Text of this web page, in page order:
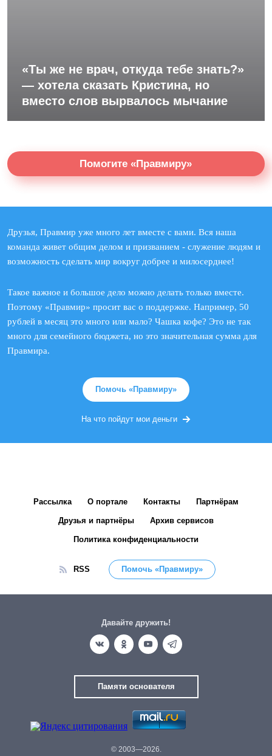
«Ты же не врач, откуда тебе знать?»
— хотела сказать Кристина, но
вместо слов вырвалось мычание
Помогите «Правмиру»
Друзья, Правмир уже много лет вместе с вами. Вся наша
команда живет общим делом и призванием - служение людям и
возможность сделать мир вокруг добрее и милосерднее!
Такое важное и большое дело можно делать только вместе.
Поэтому «Правмир» просит вас о поддержке. Например, 50
рублей в месяц это много или мало? Чашка кофе? Это не так
много для семейного бюджета, но это значительная сумма для
Правмира.
Помочь «Правмиру»
На что пойдут мои деньги
Рассылка О портале Контакты Партнёрам
Друзья и партнёры Архив сервисов
Политика конфиденциальности
RSS Помочь «Правмиру»
Давайте дружить!
Памяти основателя
© 2003—2026.